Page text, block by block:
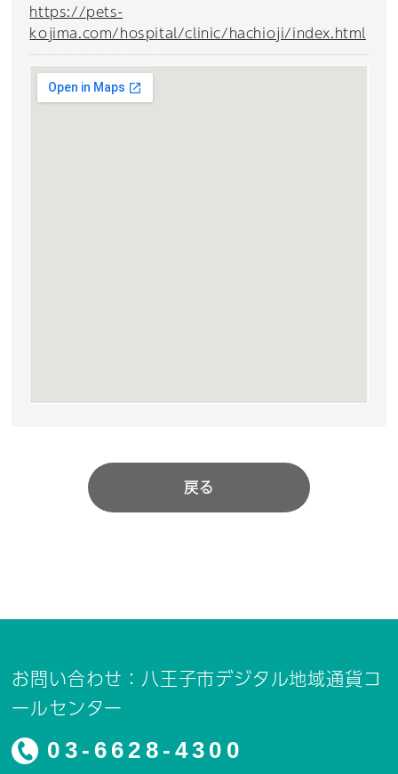
https://pets-
kojima.com/hospital/clinic/hachioji/index.html
戻る
お問い合わせ：八王子市デジタル地域通貨コ
ールセンター
03-6628-4300